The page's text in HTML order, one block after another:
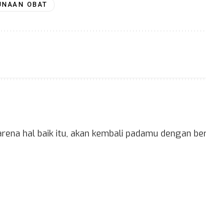
OBAT
hal baik itu, akan kembali padamu dengan